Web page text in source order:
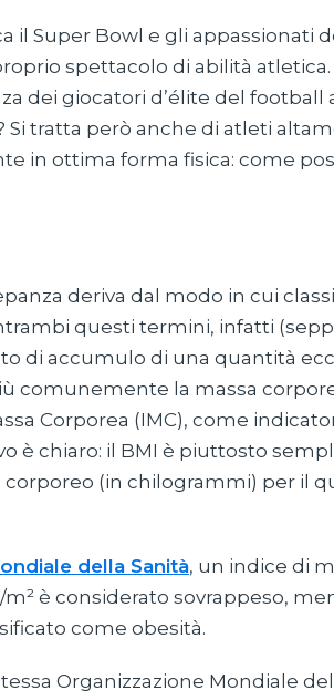
il Super Bowl e gli appassionati
spettacolo di abilità atletica.
dei giocatori d’élite del football
Si tratta però anche di atleti
in ottima forma fisica: come
deriva dal modo in cui
questi termini, infatti
di accumulo di una quantità
comunemente la massa
Corporea (IMC), come
è chiaro: il BMI è piuttosto
(in chilogrammi) per il
della Sanità, un indice di
m² è considerato sovrappeso,
come obesità.
Organizzazione Mondiale